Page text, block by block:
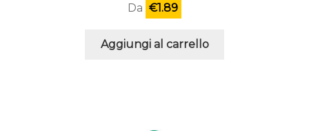
Da €1.89
Aggiungi al carrello